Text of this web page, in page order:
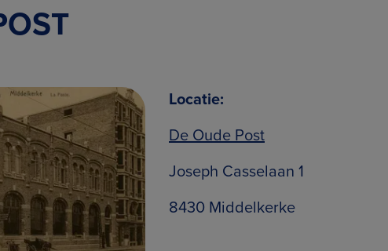
Locatie:
De Oude Post
Joseph Casselaan 1
8430 Middelkerke